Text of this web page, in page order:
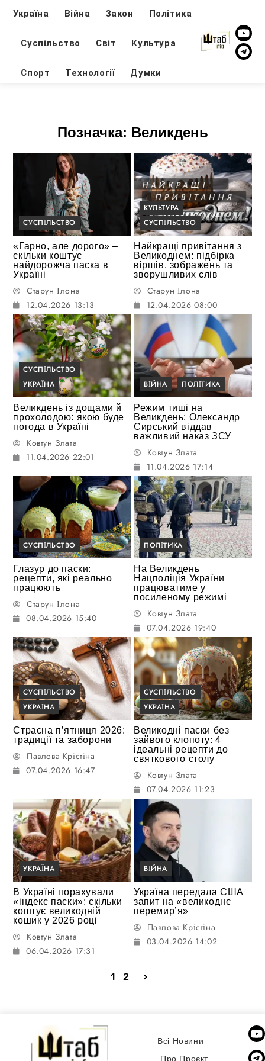
Україна Війна Закон Політика
Суспільство Світ Культура
Спорт Технології Думки
Позначка: Великдень
СУСПІЛЬСТВО
«Гарно, але дорого» –
скільки коштує
найдорожча паска в
Україні
Старун Ілона
12.04.2026 13:13
КУЛЬТУРА
СУСПІЛЬСТВО
Найкращі привітання з
Великоднем: підбірка
віршів, зображень та
зворушливих слів
Старун Ілона
12.04.2026 08:00
СУСПІЛЬСТВО
УКРАЇНА
Великдень із дощами й
прохолодою: якою буде
погода в Україні
Ковтун Злата
11.04.2026 22:01
ВІЙНА ПОЛІТИКА
Режим тиші на
Великдень: Олександр
Сирський віддав
важливий наказ ЗСУ
Ковтун Злата
11.04.2026 17:14
СУСПІЛЬСТВО
Глазур до паски:
рецепти, які реально
працюють
Старун Ілона
08.04.2026 15:40
ПОЛІТИКА
На Великдень
Нацполіція України
працюватиме у
посиленому режимі
Ковтун Злата
07.04.2026 19:40
СУСПІЛЬСТВО
УКРАЇНА
Страсна п’ятниця 2026:
традиції та заборони
Павлова Крістіна
07.04.2026 16:47
СУСПІЛЬСТВО
УКРАЇНА
Великодні паски без
зайвого клопоту: 4
ідеальні рецепти до
святкового столу
Ковтун Злата
07.04.2026 11:23
УКРАЇНА
В Україні порахували
«індекс паски»: скільки
коштує великодній
кошик у 2026 році
Ковтун Злата
06.04.2026 17:31
ВІЙНА
Україна передала США
запит на «великоднє
перемир’я»
Павлова Крістіна
03.04.2026 14:02
1 2
Всі Новини
Про Проєкт